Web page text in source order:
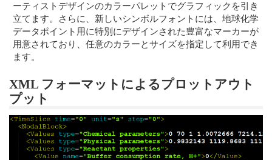
ーティストデザインのカラーパレットでグラフィックを引き
立てます。さらに、新しいシンボルフォントには、地球化学
データポイント用に特別にデザインされた豊富なマーカーが
用意されており、任意のカラーとサイズを指定して利用でき
ます。
XML フォーマットによるプロットアウト
プット